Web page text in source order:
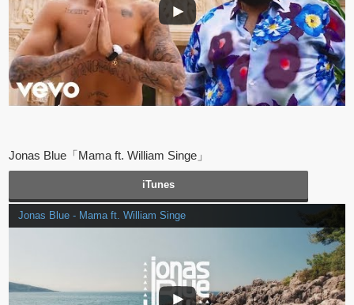
Jonas Blue「Mama ft. William Singe」
iTunes
Jonas Blue - Mama ft. William Singe